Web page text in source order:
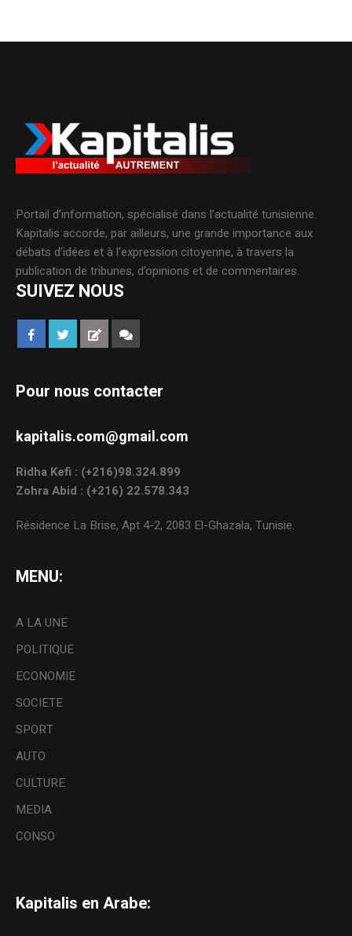
Portail d’information, spécialisé dans l’actualité tunisienne.
Kapitalis accorde, par ailleurs, une grande importance aux
débats d’idées et à l’expression citoyenne, à travers la
publication de tribunes, d’opinions et de commentaires.
SUIVEZ NOUS
Pour nous contacter
kapitalis.com@gmail.com
Ridha Kefi : (+216)98.324.899
Zohra Abid : (+216) 22.578.343
Résidence La Brise, Apt 4-2, 2083 El-Ghazala, Tunisie.
MENU:
A LA UNE
POLITIQUE
ECONOMIE
SOCIETE
SPORT
AUTO
CULTURE
MEDIA
CONSO
Kapitalis en Arabe: